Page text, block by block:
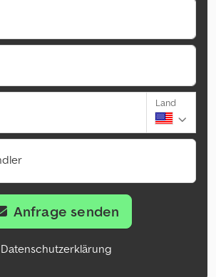
Land
Anfrage senden
Datenschutzerklärung